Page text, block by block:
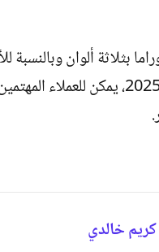
اعتبارًا من 19 فبراير 2025،
كريم خالدي